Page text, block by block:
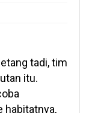
tadi, tim
itu.
habitatnya,